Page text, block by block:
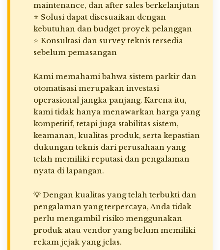
maintenance, dan after sales berkelanjutan
⭐ Solusi dapat disesuaikan dengan
kebutuhan dan budget proyek pelanggan
⭐ Konsultasi dan survey teknis tersedia
sebelum pemasangan
Kami memahami bahwa sistem parkir dan
otomatisasi merupakan investasi
operasional jangka panjang. Karena itu,
kami tidak hanya menawarkan harga yang
kompetitif, tetapi juga stabilitas sistem,
keamanan, kualitas produk, serta kepastian
dukungan teknis dari perusahaan yang
telah memiliki reputasi dan pengalaman
nyata di lapangan.
💡 Dengan kualitas yang telah terbukti dan
pengalaman yang terpercaya, Anda tidak
perlu mengambil risiko menggunakan
produk atau vendor yang belum memiliki
rekam jejak yang jelas.